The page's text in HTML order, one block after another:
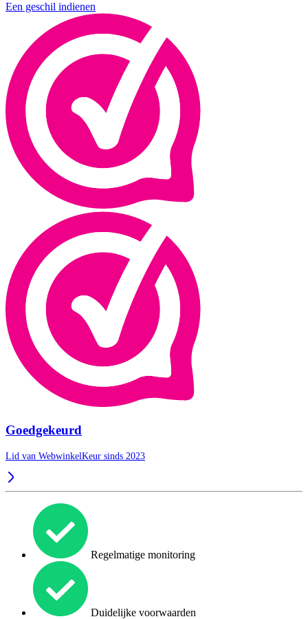
Een geschil indienen
Goedgekeurd
Lid van WebwinkelKeur sinds 2023
Regelmatige monitoring
Duidelijke voorwaarden